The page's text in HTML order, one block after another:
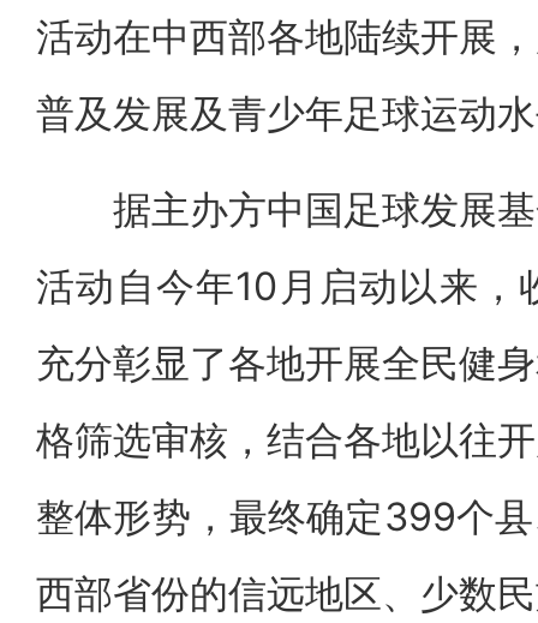
活动在中西部各地陆续开展
普及发展及青少年足球运动
据主办方中国足球发展基
活动自今年10月启动以来
充分彰显了各地开展全民健
格筛选审核，结合各地以往
整体形势，最终确定399个
西部省份的信远地区、少数